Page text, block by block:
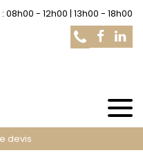
08h00 - 12h00 | 13h00 - 18h00
devis